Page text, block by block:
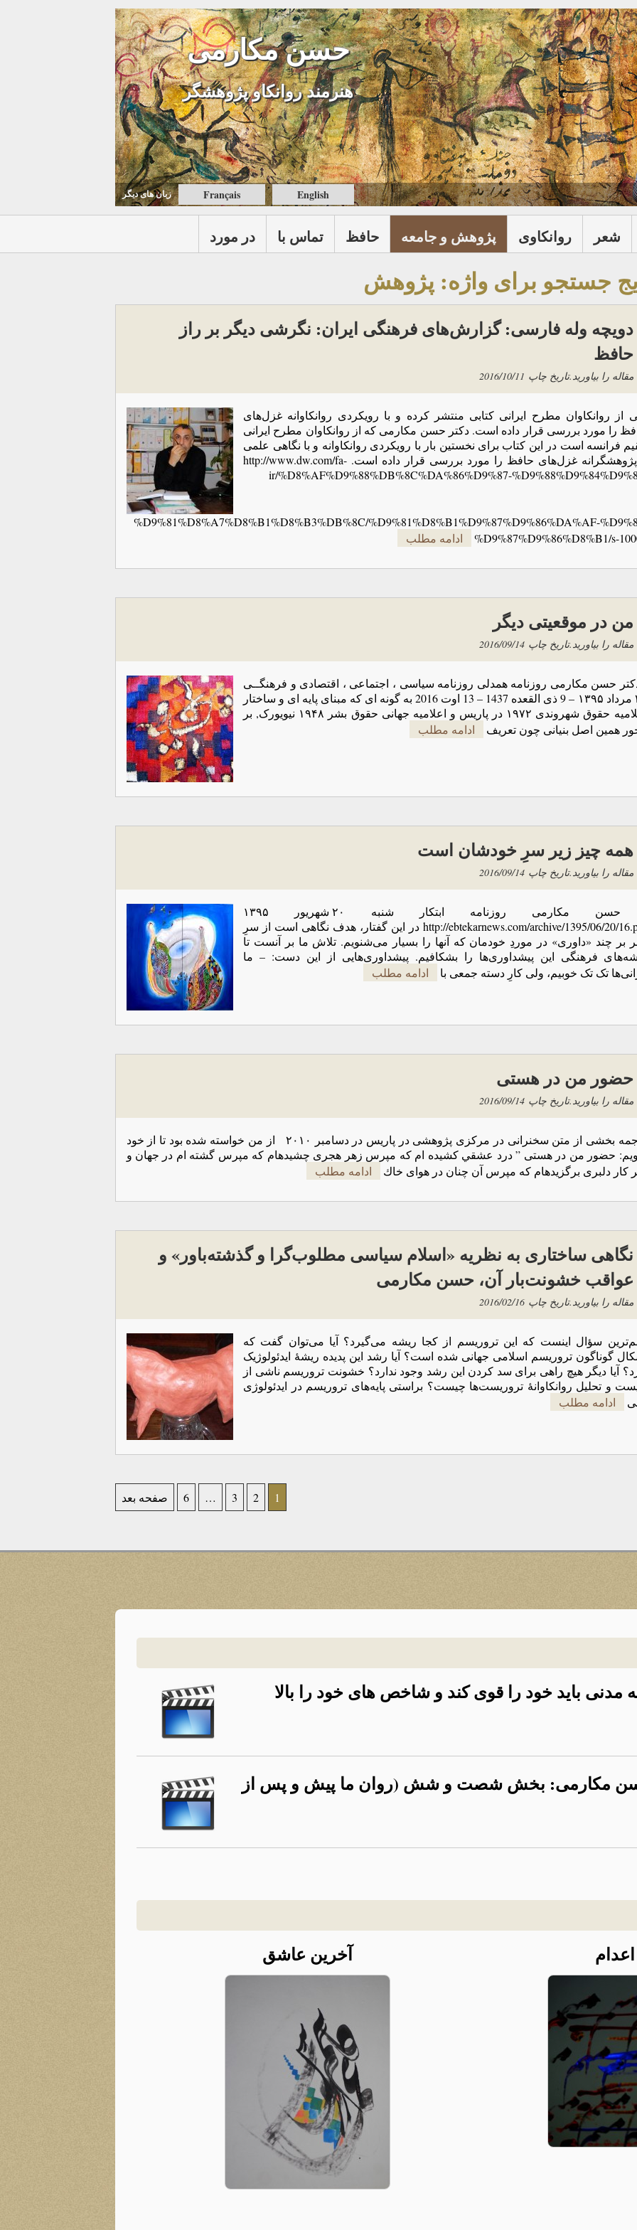
حسن مکارمی
هنرمند روانکاو پژوهشگر
زبان های ديگر Français English
در مورد تماس با حافظ پژوهش و جامعه روانكاوی شعر
جستجو برای واژه: پژوهش
دویچه وله فارسی: گزارش‌های فرهنگی ایران: نگرشی دیگر بر راز
حافظ
تاریخ چاپ 2016/10/11 مقاله را بیاورید.
از روانکاوان مطرح ایرانی کتابی منتشر کرده و با رویکردی روانکاوانه غزل‌های
را مورد بررسی قرار داده است. دکتر حسن مکارمی که از روانکاوان مطرح ایرانی
فرانسه است در این کتاب برای نخستین بار با رویکردی روانکاوانه و با نگاهی علمی
و پژوهشگرانه غزل‌های حافظ را مورد بررسی قرار داده است. http://www.dw.com/fa-
ir/%D8%AF%D9%88%DB%8C%DA%86%D9%87-
%D9%81%D8%A7%D8%B1%D8%B3%DB%8C/%D9%81%D8%B1%D9%87%D9%86%DA%AF-
%D9%87%D9%86%D8%B1/s-
ادامه مطلب
من در موقعیتی دیگر
تاریخ چاپ2016/09/14 مقاله را بیاورید.
حسن مکارمی روزنامه همدلی روزنامه سیاسی ، اجتماعی ، اقتصادی و فرهنگــی
۲۳ مرداد ۱۳۹۵ – 9 ذی القعده 1437 – 13 اوت 2016 به گونه ای که مبنای پایه ای و ساختار
اعلامیه حقوق شهروندی ۱۹۷۲ در پاریس و اعلامیه جهانی حقوق بشر ۱۹۴۸ نیویورک, بر
همین اصل بنیانی چون تعریف
ادامه مطلب
همه چیز زیر سرِ خودشان است
تاریخ چاپ2016/09/14 مقاله را بیاورید.
حسن مکارمی روزنامه ابتکار شنبه ۲۰ شهریور ۱۳۹۵
http://ebtekarnews.com/archive/1395/06/20/16.pdf در این گفتار، هدف نگاهی است از سرِ
بر چند «داوری» در موردِ خودمان که آنها را بسیار می‌شنویم. تلاش ما بر آنست تا
فرهنگی این پیشداوری‌ها را بشکافیم. پیشداوری‌هایی از این دست: – ما
تک تک خوبیم، ولی کارِ دسته جمعی با
ادامه مطلب
حضور من در هستی
تاریخ چاپ2016/09/14 مقاله را بیاورید.
ترجمه بخشی از متن سخنرانی در مرکزی پژوهشی در پاریس در دسامبر ۲۰۱۰ از من خواسته شده بود تا از خود
حضور من در هستی ” درد عشقي كشيده ام كه مپرس زهر هجری چشيدهام كه مپرس گشته ام در جهان و
كار دلبری برگزيدهام كه مپرس آن چنان در هوای خاك
ادامه مطلب
نگاهی ساختاری به نظریه «اسلام سیاسی مطلوب‌گرا و گذشته‌باور» و
عواقب خشونت‌بار آن، حسن مکارمی
تاریخ چاپ2016/02/16 مقاله را بیاورید.
سؤال اینست که این تروریسم از کجا ریشه می‌گیرد؟ آیا می‌توان گفت که
گوناگون تروریسم اسلامی جهانی شده است؟ آیا رشد این پدیده ریشۀ ایدئولوژیک
آیا دیگر هیچ راهی برای سد کردن این رشد وجود ندارد؟ خشونت تروریسم ناشی از
و تحلیل روانکاوانۀ تروریست‌ها چیست؟ براستی پایه‌های تروریسم در ایدئولوژی
ادامه مطلب
1
2
3
…
6 صفحه بعد
باید خود را قوی کند و شاخص های خود را بالا
حسن مکارمی: بخش شصت و شش (روان ما پیش و پس از
آخرین عاشق